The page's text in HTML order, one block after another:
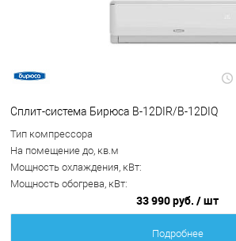
Сплит-система Бирюса B-12DIR/B-12DIQ
Тип компрессора
На помещение до, кв.м
Мощность охлаждения, кВт:
Мощность обогрева, кВт:
33 990 руб. / шт
Подробнее